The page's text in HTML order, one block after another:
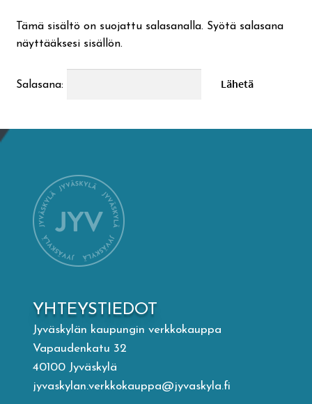
Varhaiskasvatus
Ateria- ja välipalamaksut
Kirjasto
Visit Jyvaskyla Region
Lasten Lysti & LystiKylä-festivaali
Ohje
Tämä sisältö on suojattu salasanalla. Syötä salasana
näyttääksesi sisällön.
Salasana:
YHTEYSTIEDOT
Jyväskylän kaupungin verkkokauppa
Vapaudenkatu 32
40100 Jyväskylä
jyvaskylan.verkkokauppa@jyvaskyla.fi